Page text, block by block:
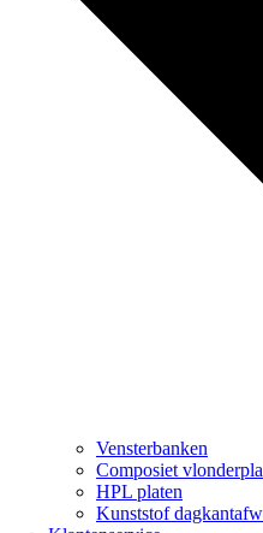
Vensterbanken
Composiet
HPL platen
Kunststof